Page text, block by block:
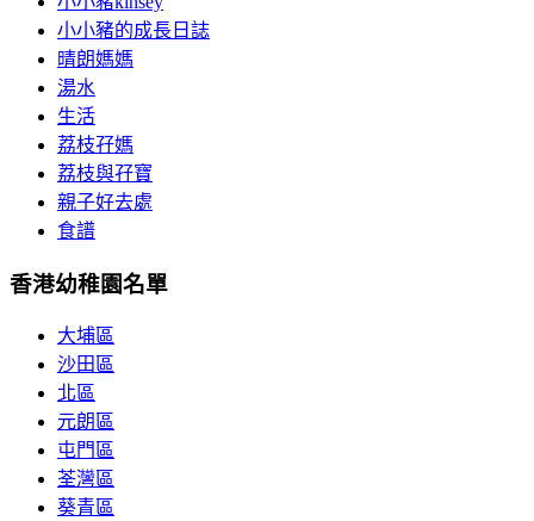
小小豬的成長日誌
晴朗媽媽
湯水
生活
荔枝孖媽
荔枝與孖寶
親子好去處
食譜
香港幼稚園名單
大埔區
沙田區
北區
元朗區
屯門區
荃灣區
葵青區